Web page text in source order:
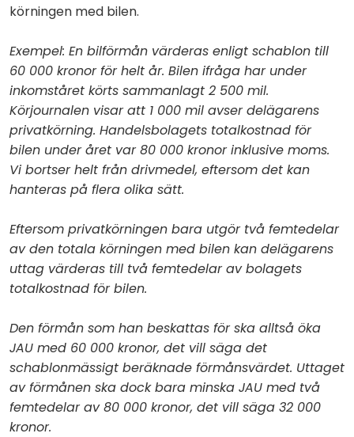
körningen med bilen.
Exempel: En bilförmån värderas enligt schablon till
60 000 kronor för helt år. Bilen ifråga har under
inkomståret körts sammanlagt 2 500 mil.
Körjournalen visar att 1 000 mil avser delägarens
privatkörning. Handelsbolagets totalkostnad för
bilen under året var 80 000 kronor inklusive moms.
Vi bortser helt från drivmedel, eftersom det kan
hanteras på flera olika sätt.
Eftersom privatkörningen bara utgör två femtedelar
av den totala körningen med bilen kan delägarens
uttag värderas till två femtedelar av bolagets
totalkostnad för bilen.
Den förmån som han beskattas för ska alltså öka
JAU med 60 000 kronor, det vill säga det
schablonmässigt beräknade förmånsvärdet. Uttaget
av förmånen ska dock bara minska JAU med två
femtedelar av 80 000 kronor, det vill säga 32 000
kronor.